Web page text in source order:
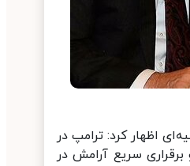
اظهار کرد: ترامپ در
سریع آرامش در